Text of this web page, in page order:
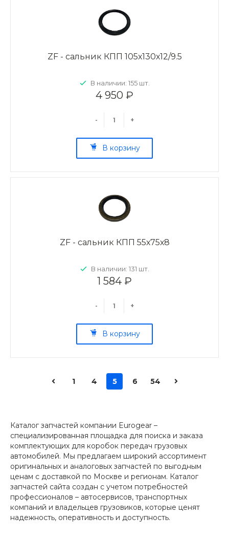
ZF - сальник КПП 105х130х12/9.5
В наличии: 155 шт.
4 950 ₽
- +
В корзину
ZF - сальник КПП 55х75х8
В наличии: 131 шт.
1 584 ₽
- +
В корзину
1 4 5 6 54
Каталог запчастей компании Eurogear –
специализированная площадка для поиска и заказа
комплектующих для коробок передач грузовых
автомобилей. Мы предлагаем широкий ассортимент
оригинальных и аналоговых запчастей по выгодным
ценам с доставкой по Москве и регионам. Каталог
запчастей сайта создан с учетом потребностей
профессионалов – автосервисов, транспортных
компаний и владельцев грузовиков, которые ценят
надежность, оперативность и доступность.